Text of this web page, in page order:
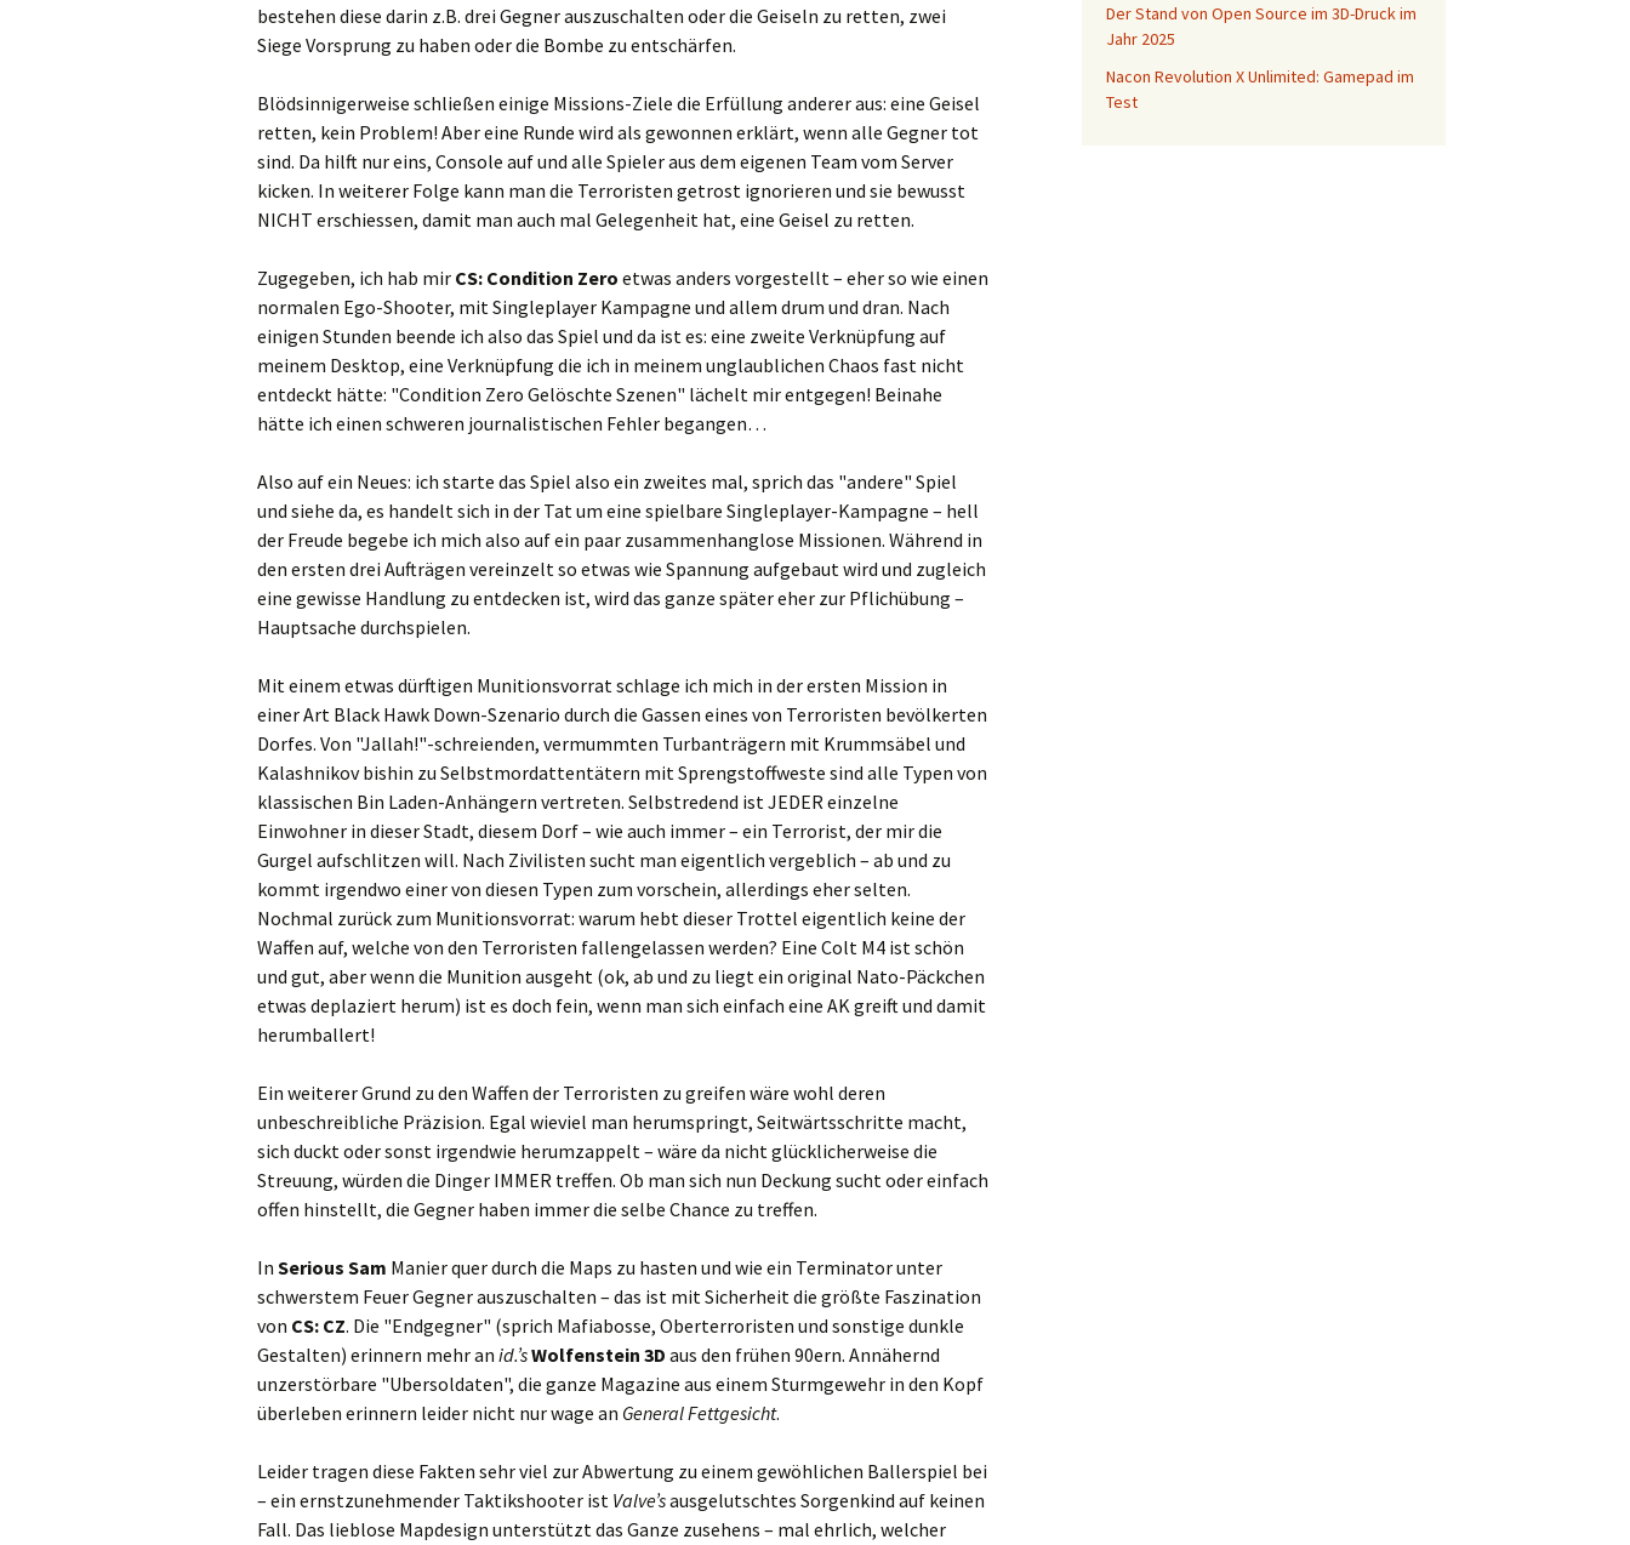
bestehen diese darin z.B. drei Gegner auszuschalten oder die Geiseln zu retten, zwei
Siege Vorsprung zu haben oder die Bombe zu entschärfen.
Blödsinnigerweise schließen einige Missions-Ziele die Erfüllung anderer aus: eine Geisel
retten, kein Problem! Aber eine Runde wird als gewonnen erklärt, wenn alle Gegner tot
sind. Da hilft nur eins, Console auf und alle Spieler aus dem eigenen Team vom Server
kicken. In weiterer Folge kann man die Terroristen getrost ignorieren und sie bewusst
NICHT erschiessen, damit man auch mal Gelegenheit hat, eine Geisel zu retten.
Zugegeben, ich hab mir CS: Condition Zero etwas anders vorgestellt – eher so wie einen
normalen Ego-Shooter, mit Singleplayer Kampagne und allem drum und dran. Nach
einigen Stunden beende ich also das Spiel und da ist es: eine zweite Verknüpfung auf
meinem Desktop, eine Verknüpfung die ich in meinem unglaublichen Chaos fast nicht
entdeckt hätte: "Condition Zero Gelöschte Szenen" lächelt mir entgegen! Beinahe
hätte ich einen schweren journalistischen Fehler begangen…
Also auf ein Neues: ich starte das Spiel also ein zweites mal, sprich das "andere" Spiel
und siehe da, es handelt sich in der Tat um eine spielbare Singleplayer-Kampagne – hell
der Freude begebe ich mich also auf ein paar zusammenhanglose Missionen. Während in
den ersten drei Aufträgen vereinzelt so etwas wie Spannung aufgebaut wird und zugleich
eine gewisse Handlung zu entdecken ist, wird das ganze später eher zur Pflichübung –
Hauptsache durchspielen.
Mit einem etwas dürftigen Munitionsvorrat schlage ich mich in der ersten Mission in
einer Art Black Hawk Down-Szenario durch die Gassen eines von Terroristen bevölkerten
Dorfes. Von "Jallah!"-schreienden, vermummten Turbanträgern mit Krummsäbel und
Kalashnikov bishin zu Selbstmordattentätern mit Sprengstoffweste sind alle Typen von
klassischen Bin Laden-Anhängern vertreten. Selbstredend ist JEDER einzelne
Einwohner in dieser Stadt, diesem Dorf – wie auch immer – ein Terrorist, der mir die
Gurgel aufschlitzen will. Nach Zivilisten sucht man eigentlich vergeblich – ab und zu
kommt irgendwo einer von diesen Typen zum vorschein, allerdings eher selten.
Nochmal zurück zum Munitionsvorrat: warum hebt dieser Trottel eigentlich keine der
Waffen auf, welche von den Terroristen fallengelassen werden? Eine Colt M4 ist schön
und gut, aber wenn die Munition ausgeht (ok, ab und zu liegt ein original Nato-Päckchen
etwas deplaziert herum) ist es doch fein, wenn man sich einfach eine AK greift und damit
herumballert!
Ein weiterer Grund zu den Waffen der Terroristen zu greifen wäre wohl deren
unbeschreibliche Präzision. Egal wieviel man herumspringt, Seitwärtsschritte macht,
sich duckt oder sonst irgendwie herumzappelt – wäre da nicht glücklicherweise die
Streuung, würden die Dinger IMMER treffen. Ob man sich nun Deckung sucht oder einfach
offen hinstellt, die Gegner haben immer die selbe Chance zu treffen.
In Serious Sam Manier quer durch die Maps zu hasten und wie ein Terminator unter
schwerstem Feuer Gegner auszuschalten – das ist mit Sicherheit die größte Faszination
von CS: CZ. Die "Endgegner" (sprich Mafiabosse, Oberterroristen und sonstige dunkle
Gestalten) erinnern mehr an id.’sWolfenstein 3D aus den frühen 90ern. Annähernd
unzerstörbare "Ubersoldaten", die ganze Magazine aus einem Sturmgewehr in den Kopf
überleben erinnern leider nicht nur wage an General Fettgesicht.
Leider tragen diese Fakten sehr viel zur Abwertung zu einem gewöhlichen Ballerspiel bei
– ein ernstzunehmender Taktikshooter ist Valve’sausgelutschtes Sorgenkind auf keinen
Fall. Das lieblose Mapdesign unterstützt das Ganze zusehens – mal ehrlich, welcher
Der Stand von Open Source im 3D-Druck im
Jahr 2025
Nacon Revolution X Unlimited: Gamepad im
Test